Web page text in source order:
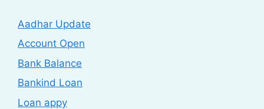
Aadhar Update
Account Open
Bank Balance
Bankind Loan
Loan appy